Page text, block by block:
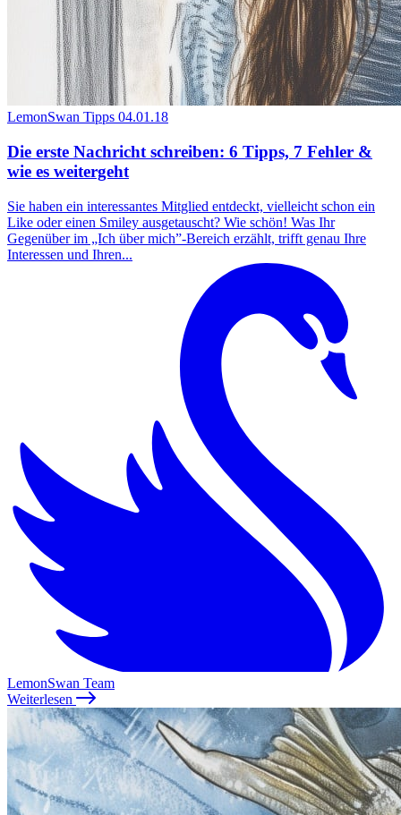
LemonSwan Tipps 04.01.18
Die erste Nachricht schreiben: 6 Tipps, 7 Fehler &
wie es weitergeht
Sie haben ein interessantes Mitglied entdeckt, vielleicht schon ein
Like oder einen Smiley ausgetauscht? Wie schön! Was Ihr
Gegenüber im „Ich über mich”-Bereich erzählt, trifft genau Ihre
Interessen und Ihren...
LemonSwan Team
Weiterlesen